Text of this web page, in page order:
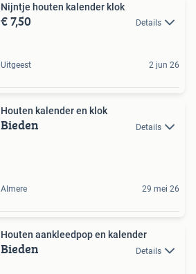
Nijntje houten kalender klok
€ 7,50 Details
Uitgeest 2 jun 26
Houten kalender en klok
Bieden Details
Almere 29 mei 26
Houten aankleedpop en kalender
Bieden Details